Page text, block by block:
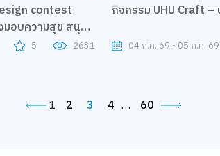
อบความสุข สนุก
5 2631
กิจกรรม UHU Craft
04 ก.ค. 69 - 05 ก.ค. 69
1 2 3 4 … 60